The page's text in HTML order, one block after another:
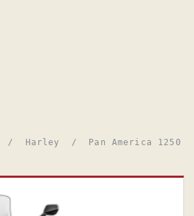
/ Harley / Pan America 1250